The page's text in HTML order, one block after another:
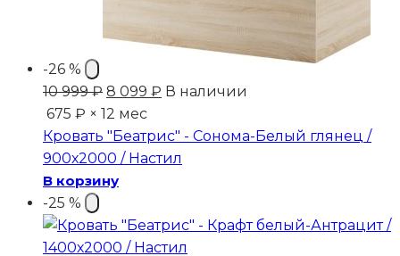
-26 %
10 999₽ Первоначальная
цена
составляла
10
999 ₽.
8 099 ₽ Текущая
8
099 ₽.
В наличии
675 ₽ × 12 мес
Кровать "Беатрис" - Сонома-Белый глянец /
900х2000 / Настил
В корзину
-25 %